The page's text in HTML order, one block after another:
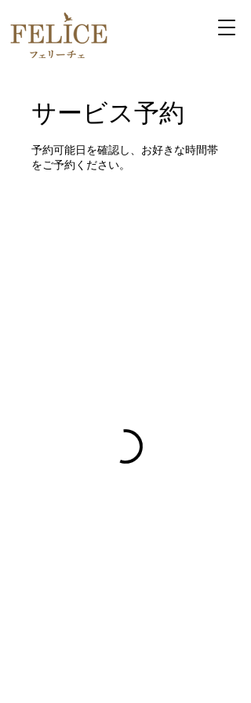
サービス予約
予約可能日を確認し、お好きな時間帯
をご予約ください。